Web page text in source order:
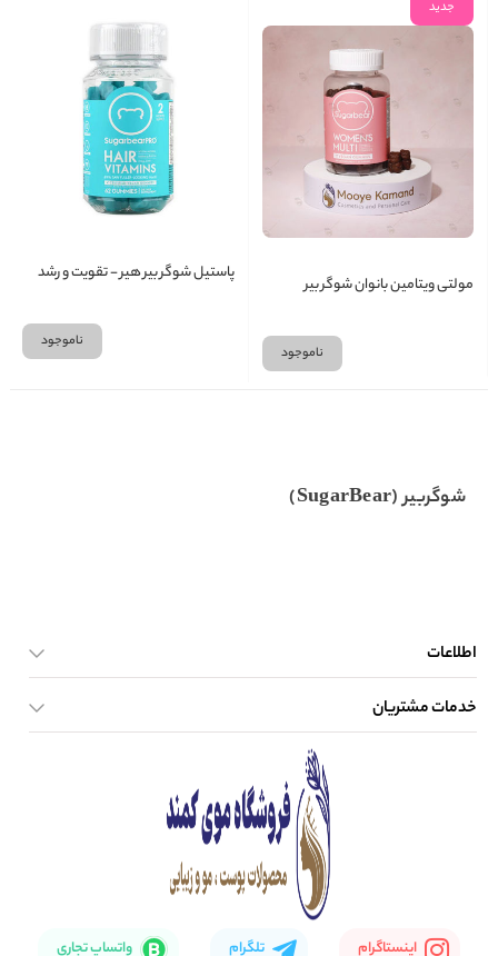
جدید
مولتی ویتامین بانوان شوگر بیر
ناموجود
پاستیل شوگر بیر هیر - تقویت و رشد
ناموجود
شوگربیر (SugarBear)
اطلاعات
صفحه اصلی
خدمات مشتریان
اینستاگرام تلگرام واتساپ تجاری